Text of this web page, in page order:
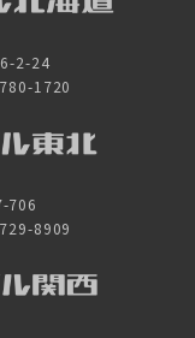
2-24
1720
706
8909